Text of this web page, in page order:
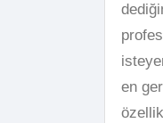
en